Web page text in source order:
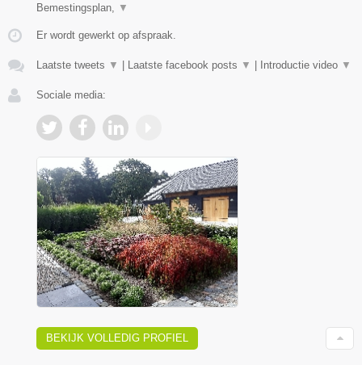
Bemestingsplan,
▼
Er wordt gewerkt op afspraak.
Laatste tweets ▼ Laatste facebook posts ▼ Introductie video ▼
Sociale media:
BEKIJK VOLLEDIG PROFIEL